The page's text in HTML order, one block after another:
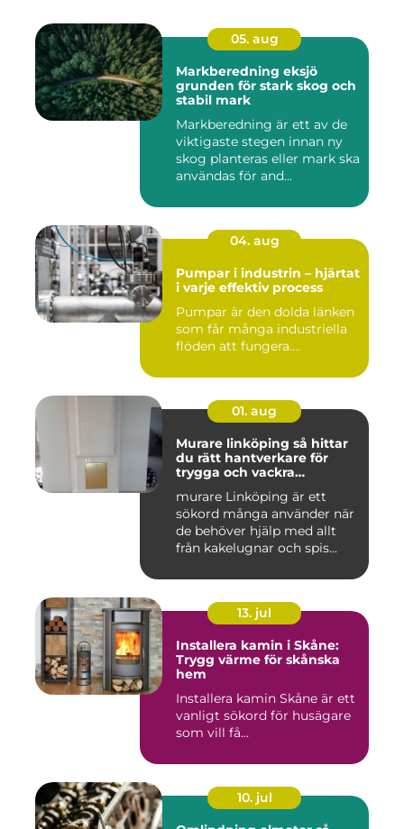
05. aug
Markberedning eksjö
grunden för stark skog och
stabil mark
Markberedning är ett av de
viktigaste stegen innan ny
skog planteras eller mark ska
användas för and...
04. aug
Pumpar i industrin – hjärtat
i varje effektiv process
Pumpar är den dolda länken
som får många industriella
flöden att fungera....
01. aug
Murare linköping så hittar
du rätt hantverkare för
trygga och vackra
murare Linköping är ett
sökord många använder när
de behöver hjälp med allt
från kakelugnar och spis...
13. jul
Installera kamin i Skåne:
Trygg värme för skånska
hem
Installera kamin Skåne är ett
vanligt sökord för husägare
som vill få...
10. jul